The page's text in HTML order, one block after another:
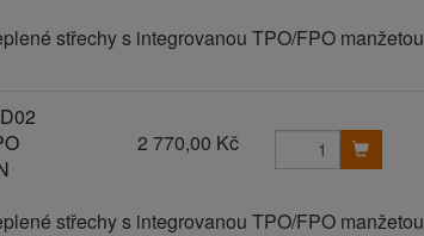
střechy s integrovanou TPO/FPO manžetou
2 770,00 Kč
střechy s integrovanou TPO/FPO manžetou